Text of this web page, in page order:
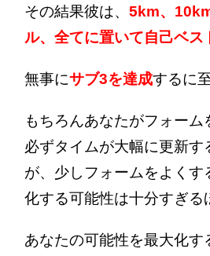
その結果彼は、5km、
ル、全てに置いて自己ベス
無事にサブ3を達成するに
もちろんあなたがフォー
必ずタイムが大幅に更新す
が、少しフォームをよくす
化する可能性は十分すぎる
あなたの可能性を最大化す